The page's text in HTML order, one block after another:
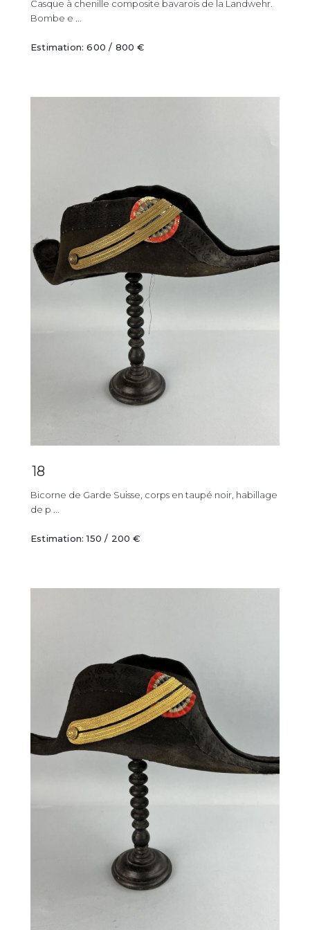
Casque à chenille composite bavarois de la Landwehr.
Bombe e ...
Estimation: 600 / 800 €
18
Bicorne de Garde Suisse, corps en taupé noir, habillage
de p ...
Estimation: 150 / 200 €